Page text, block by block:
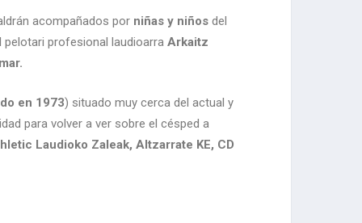
acompañados por niñas y niños del
profesional laudioarra Arkaitz
en 1973) situado muy cerca del actual y
para volver a ver sobre el césped a
Laudioko Zaleak, Altzarrate KE, CD